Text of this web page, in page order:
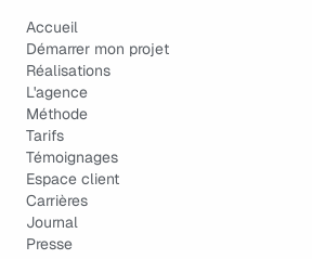
Accueil
Démarrer mon projet
Réalisations
L'agence
Méthode
Tarifs
Témoignages
Espace client
Carrières
Journal
Presse